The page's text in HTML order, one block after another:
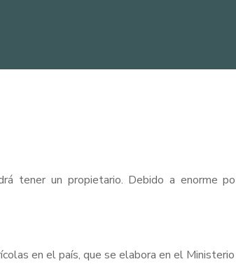
tener un propietario. Debido a enorme
en el país, que se elabora en el